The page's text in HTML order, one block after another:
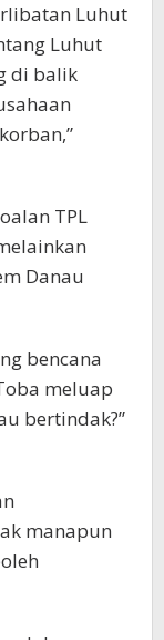
Luhut
Luhut
di balik
TPL
Danau
bencana
meluap
bertindak?”
manapun